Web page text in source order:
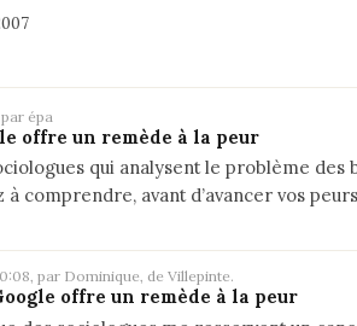
épa
offre un remède à la peur
qui analysent le problème
comprendre, avant d’avancer vos
par Dominique, de Villepinte.
offre un remède à la peur